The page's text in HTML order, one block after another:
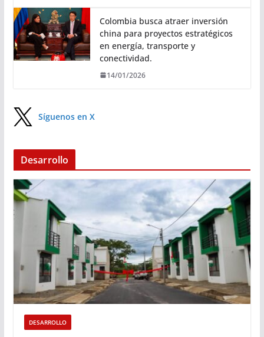
Colombia busca atraer inversión
china para proyectos estratégicos
en energía, transporte y
conectividad.
14/01/2026
Síguenos en X
Desarrollo
DESARROLLO